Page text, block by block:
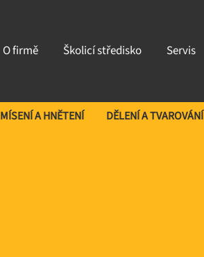
O firmě Školicí středisko Servis
MÍSENÍ A HNĚTENÍ DĚLENÍ A TVAROVÁNÍ